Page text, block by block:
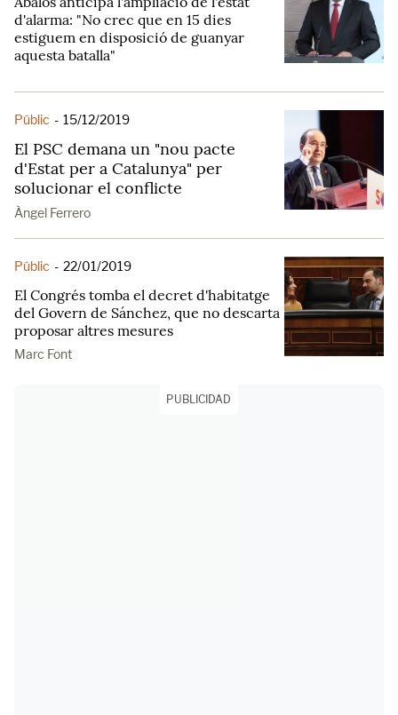
d'alarma: "No crec que en 15 dies
estiguem en disposició de guanyar
aquesta batalla"
Públic - 15/12/2019
El PSC demana un "nou pacte
d'Estat per a Catalunya" per
solucionar el conflicte
Àngel Ferrero
Públic - 22/01/2019
El Congrés tomba el decret d'habitatge
del Govern de Sánchez, que no descarta
proposar altres mesures
Marc Font
PUBLICIDAD